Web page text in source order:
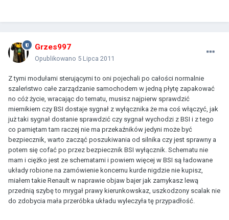
Grzes997
Opublikowano 5 Lipca 2011
Z tymi modułami sterującymi to oni pojechali po całości normalnie
szaleństwo całe zarządzanie samochodem w jedną płytę zapakować
no cóż życie, wracając do tematu, musisz najpierw sprawdzić
miernikiem czy BSI dostaje sygnał z wyłącznika że ma coś włączyć, jak
już taki sygnał dostanie sprawdzić czy sygnał wychodzi z BSI i z tego
co pamiętam tam raczej nie ma przekaźników jedyni może być
bezpiecznik, warto zacząć poszukiwania od silnika czy jest sprawny a
potem się cofać po przez bezpiecznik BSI wyłącznik. Schematu nie
mam i ciężko jest ze schematami i powiem więcej w BSI są ładowane
układy robione na zamówienie koncernu kurde nigdzie nie kupisz,
miałem takie Renault w naprawie objaw bajer jak zamykasz lewą
przednią szybę to mrygał prawy kierunkowskaz, uszkodzony scalak nie
do zdobycia mała przeróbka układu wyleczyła tę przypadłość.